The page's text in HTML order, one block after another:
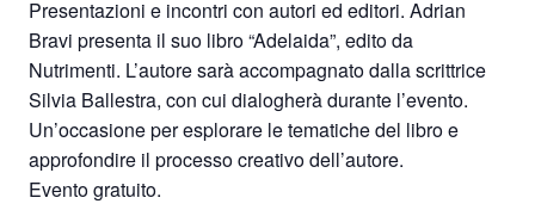
Presentazioni e incontri con autori ed editori. Adrian
Bravi presenta il suo libro “Adelaida”, edito da
Nutrimenti. L’autore sarà accompagnato dalla scrittrice
Silvia Ballestra, con cui dialogherà durante l’evento.
Un’occasione per esplorare le tematiche del libro e
approfondire il processo creativo dell’autore.
Evento gratuito.